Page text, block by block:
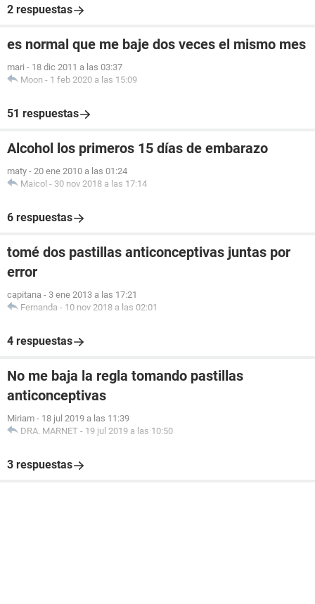
2 respuestas
es normal que me baje dos veces el mismo mes
mari - 18 dic 2011 a las 03:37
Moon - 1 feb 2020 a las 15:09
51 respuestas
Alcohol los primeros 15 días de embarazo
maty - 20 ene 2010 a las 01:24
Maicol - 30 nov 2018 a las 17:14
6 respuestas
tomé dos pastillas anticonceptivas juntas por
error
capitana - 3 ene 2013 a las 17:21
Fernanda - 10 nov 2018 a las 02:01
4 respuestas
No me baja la regla tomando pastillas
anticonceptivas
Miriam - 18 jul 2019 a las 11:39
DRA. MARNET - 19 jul 2019 a las 10:50
3 respuestas